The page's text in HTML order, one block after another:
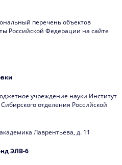
перечень объектов
Российской Федерации на сайте
учреждение науки Институт
отделения Российской
Лаврентьева, д. 11
ЭЛВ-6